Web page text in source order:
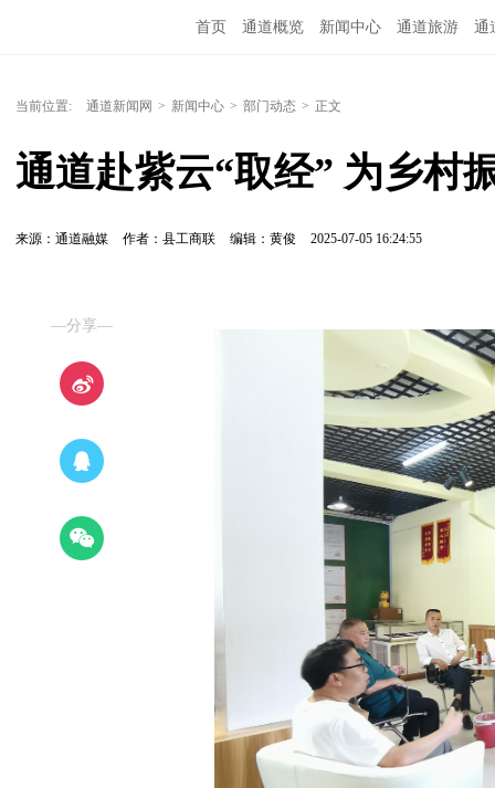
首页 通道概览 新闻中心 通道旅游 通
当前位置: 通道新闻网 > 新闻中心 > 部门动态 > 正文
通道赴紫云“取经” 为乡村
来源：通道融媒 作者：县工商联 编辑：黄俊 2025-07-05 16:24:55
—分享—